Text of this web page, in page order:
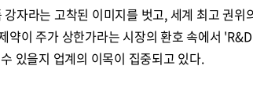
자라는 고착된 이미지를 벗고, 세계 최고 권위
약이 주가 상한가라는 시장의 환호 속에서
있을지 업계의 이목이 집중되고 있다.